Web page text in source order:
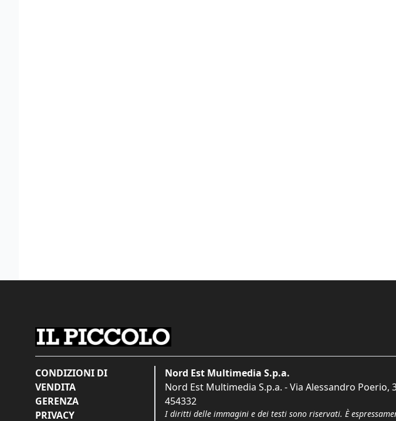
CONDIZIONI DI
VENDITA
GERENZA
PRIVACY
Nord Est Multimedia S.p.a.
Nord Est Multimedia S.p.a. - Via Alessandro Poerio,
454332
I diritti delle immagini e dei testi sono riservati. È